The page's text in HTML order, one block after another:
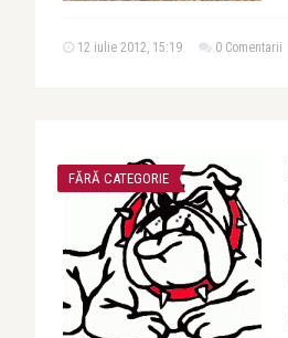
12 iulie 2012, 15:19 0 Comentarii
FĂRĂ CATEGORIE